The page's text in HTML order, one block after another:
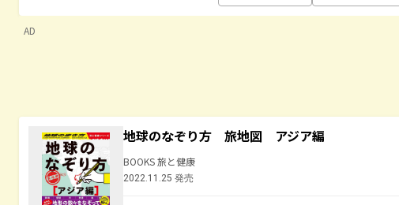
AD
地球のなぞり方 旅地図 アジア編
BOOKS 旅と健康
2022.11.25 発売